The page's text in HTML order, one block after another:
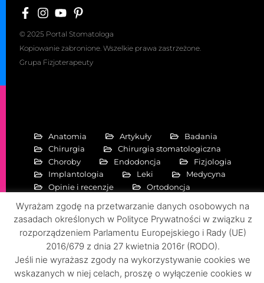
© 2025 Portal Stomatologa
Kopiowanie zabronione. Wszelkie prawa zastrzeżone.
Grupa Fizjoterapeuty
Anatomia Artykuły
Badania
Chirurgia
Chirurgia stomatologiczna
Choroby
Endodoncja
Fizjologia
Implantologia
Leki
Medycyna
Opinie i recenzje
Ortodoncja
Protetyka stomatologiczna
Rehabilitacja stomatologiczna
Specjalizacje
Zdrowie
Wyrażam zgodę na przetwarzanie danych osobowych na
zasadach określonych w Polityce Prywatności w związku z
rozporządzeniem Parlamentu Europejskiego i Rady (UE)
2016/679 z dnia 27 kwietnia 2016r (RODO).
Jeśli nie wyrażasz zgody na wykorzystywanie cookies we
wskazanych w niej celach, proszę o wyłączenie cookies w